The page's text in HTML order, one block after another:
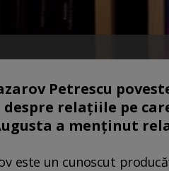
Petrescu
despre relațiile pe
a menținut
este un cunoscut